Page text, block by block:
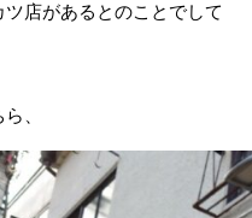
ツ店があるとのことでして
、